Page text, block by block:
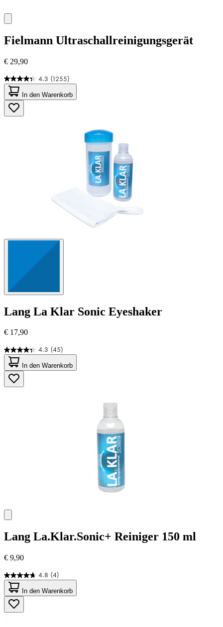
Fielmann Ultraschallreinigungsgerät
€ 29,90
4.3 (1255)
4.3
von
5
Sternen.
1255
In den Warenkorb
Lang La Klar Sonic Eyeshaker
€ 17,90
4.3 (45)
4.3
von
5
Sternen.
45
In den Warenkorb
Lang La.Klar.Sonic+ Reiniger 150 ml
€ 9,90
4.8 (4)
4.8
von
5
Sternen.
4
In den Warenkorb